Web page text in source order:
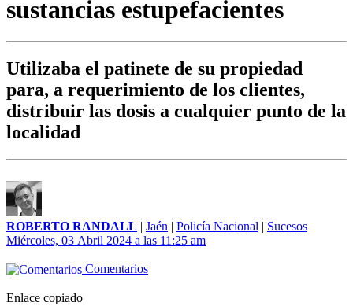
sustancias estupefacientes
Utilizaba el patinete de su propiedad
para, a requerimiento de los clientes,
distribuir las dosis a cualquier punto de la
localidad
ROBERTO RANDALL | Jaén | Policía Nacional | Sucesos
Miércoles, 03 Abril 2024 a las 11:25 am
Comentarios
Enlace copiado